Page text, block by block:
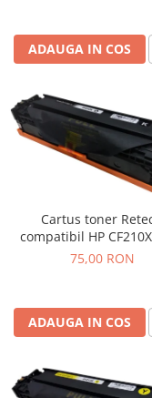
ADAUGA IN COS
Cartus toner
compatibil HP
black
75,00 RON
ADAUGA IN COS